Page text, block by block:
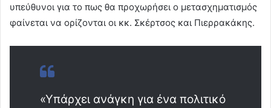
υπεύθυνοι για το πως θα προχωρήσει ο μετασχηματισμός
φαίνεται να ορίζονται οι κκ. Σκέρτσος και Πιερρακάκης.
«Υπάρχει ανάγκη για ένα πολιτικό